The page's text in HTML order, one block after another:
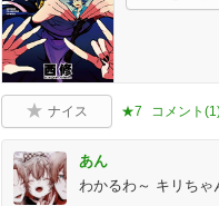
ナイス ★7 コメント(1
あん
わかるわ～ キリちゃ